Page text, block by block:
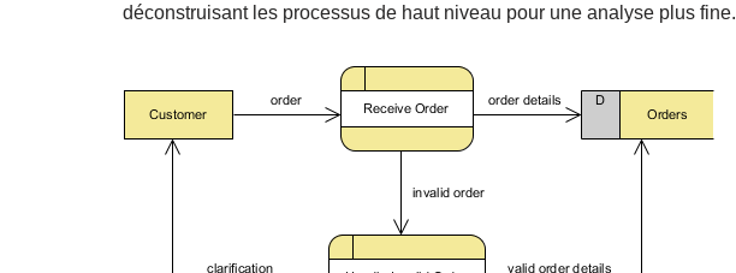
déconstruisant les processus de haut niveau pour une analyse plus fine.